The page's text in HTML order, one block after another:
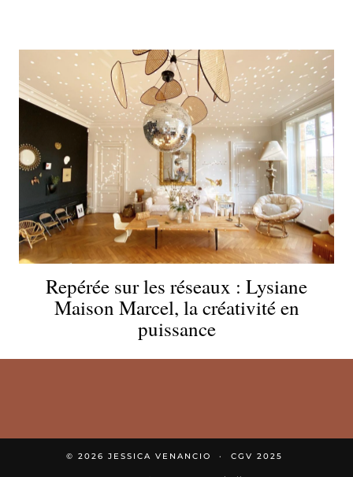
Repérée sur les réseaux : Lysiane
Maison Marcel, la créativité en
puissance
© 2026 JESSICA VENANCIO CGV 2025